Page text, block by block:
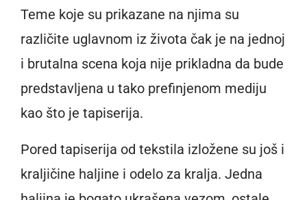
Teme koje su prikazane na njima su
različite uglavnom iz života čak je na jednoj
i brutalna scena koja nije prikladna da bude
predstavljena u tako prefinjenom mediju
kao što je tapiserija.
Pored tapiserija od tekstila izložene su još i
kraljičine haljine i odelo za kralja. Jedna